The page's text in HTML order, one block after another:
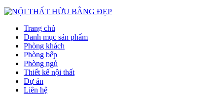
Trang chủ
Danh mục sản phẩm
Phòng khách
Phòng bếp
Phòng ngủ
Thiết kế nội thất
Dự án
Liên hệ